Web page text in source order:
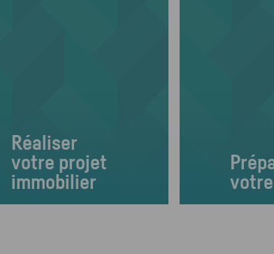
Réaliser
votre projet
immobilier